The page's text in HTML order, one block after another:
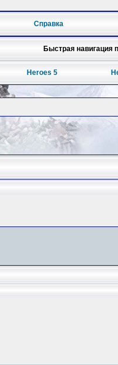
Справка
Быстрая
Heroes 5